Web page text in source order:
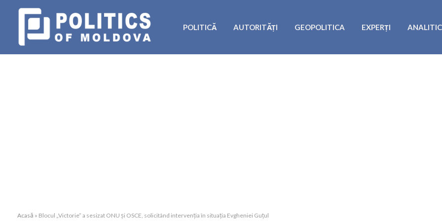
POLITICĂ AUTORITĂȚI GEOPOLITICA EXPERȚI
Acasă » Blocul „Victorie” a sesizat ONU și OSCE, solicitând intervenția în situația Evgheniei Guțul